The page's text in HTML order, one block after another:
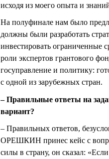
исходя из моего опыта и
На полуфинале нам было
должны были разработать
инвестировать ограниченные
роли экспертов грантового
госуправление и политику:
с одной из зарубежных стран.
– Правильные ответы на
вариант?
– Правильных ответов,
ОРЕШКИН принес кейс с
силы в страну, он сказал: